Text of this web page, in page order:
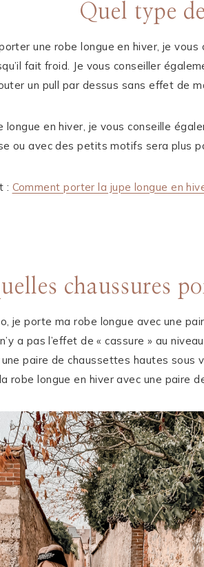
Quel type
une robe longue en hiver, je
fait froid. Je vous conseiller
un pull par dessus sans effet de
longue en hiver, je vous conseille
ou avec des petits motifs sera plus
: Comment porter la jupe longue en
chaussures
je porte ma robe longue avec une
a pas l’effet de « cassure » au
paire de chaussettes hautes sous
robe longue en hiver avec une paire